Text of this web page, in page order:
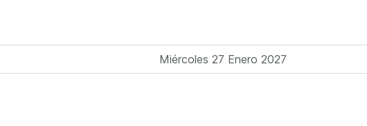
Miércoles 27 Enero 2027